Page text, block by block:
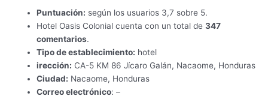
Puntuación: según los usuarios 3,7 sobre 5.
Hotel Oasis Colonial cuenta con un total de347
comentarios.
Tipo de establecimiento: hotel
irección: CA-5 KM 86 Jícaro Galán, Nacaome, Honduras
Ciudad: Nacaome, Honduras
Correo electrónico: –